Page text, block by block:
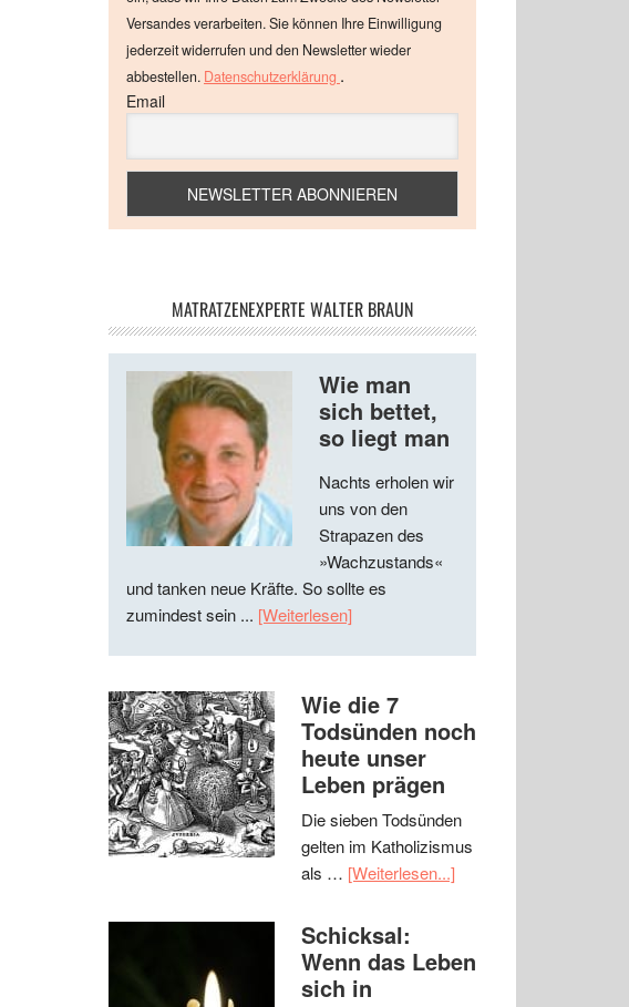
Versandes verarbeiten. Sie können Ihre Einwilligung
jederzeit widerrufen und den Newsletter wieder
abbestellen. Datenschutzerklärung .
Email
MATRATZENEXPERTE WALTER BRAUN
Wie man
sich bettet,
so liegt man
Nachts erholen wir
uns von den
Strapazen des
»Wachzustands«
und tanken neue Kräfte. So sollte es
zumindest sein ... [Weiterlesen]
Wie die 7
Todsünden noch
heute unser
Leben prägen
Die sieben Todsünden
gelten im Katholizismus
als … [Weiterlesen...]
Schicksal:
Wenn das Leben
sich in